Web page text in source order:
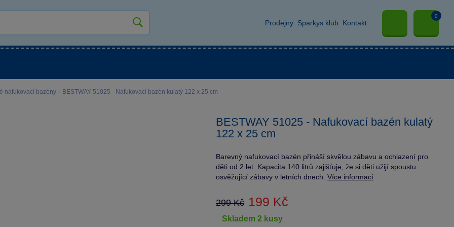
Prodejny Sparkys klub Kontakt
0
nafukovací bazény · BESTWAY 51025 - Nafukovací bazén kulatý 122 x 25 cm
BESTWAY 51025 - Nafukovací bazén kulatý
122 x 25 cm
Barevný nafukovací bazén přináší skvělou zábavu a ochlazení pro
děti od 2 let. Kapacita 140 litrů zajišťuje, že si děti užijí spoustu
osvěžující zábavy v letních dnech. Více informací
299 Kč 199 Kč
skladem 2 kusy